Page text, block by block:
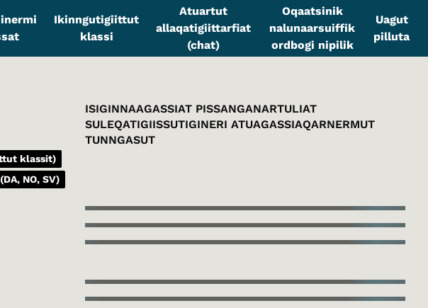
Ikinngutigiittut
klassi
Atuartut
allaqatigiittarfiat
(chat)
Oqaatsinik
nalunaarsuiffik
ordbogi nipilik
Uagut
pilluta
klassit)
NO, SV)
ISIGINNAAGASSIAT PISSANGANARTULIAT
SULEQATIGIISSUTIGINERI ATUAGASSIAQARNERMUT
TUNNGASUT